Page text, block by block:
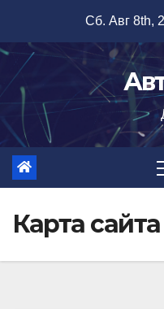
содержимому
Сб. Авг 8th,
Карта сайта